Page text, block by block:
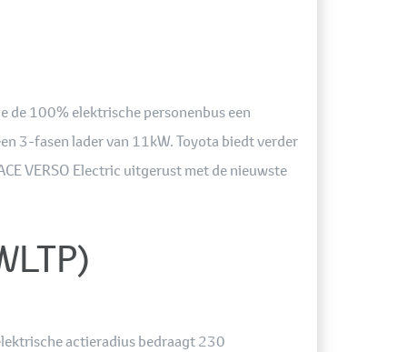
de 100% elektrische personenbus een
3-fasen lader van 11kW. Toyota biedt verder
VERSO Electric uitgerust met de nieuwste
actieradius bedraagt 230